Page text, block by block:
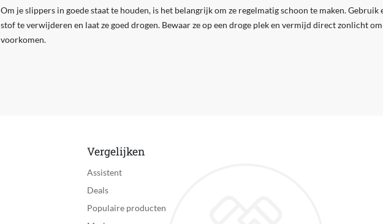
Om je slippers in goede staat te houden, is het belangrijk om ze regelmatig schoon te maken. Gebruik
stof te verwijderen en laat ze goed drogen. Bewaar ze op een droge plek en vermijd direct zonlicht
voorkomen.
Vergelijken
Assistent
Deals
Populaire producten